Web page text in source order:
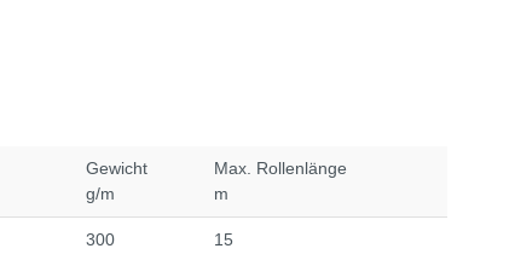
Gewicht
g/m
Max. Rollenlänge
m
300 15